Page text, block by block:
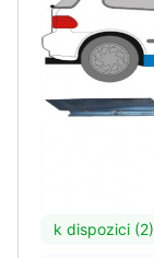
k dispozici (2)